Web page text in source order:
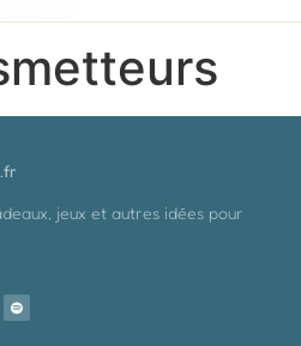
jeux et autres idées pour